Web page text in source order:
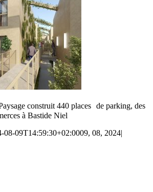
construit 440 places de parking, des
à Bastide Niel
08-09T14:59:30+02:0009, 08, 2024|